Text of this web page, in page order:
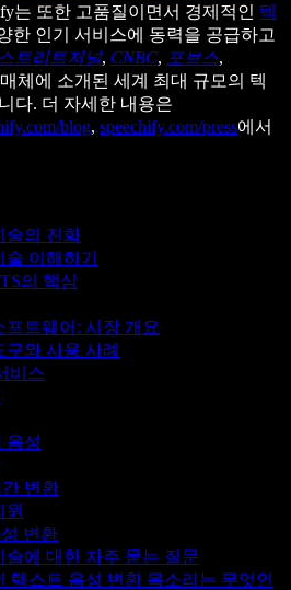
는 또한 고품질이면서 경제적인 텍
한 인기 서비스에 동력을 공급하고
트리트저널, CNBC, 포브스,
체에 소개된 세계 최대 규모의 텍
다. 더 자세한 내용은
blog, speechify.com/press에서
술의 진화
이해하기
의 핵심
트웨어: 시장 개요
와 사용 사례
비스
음성
변환
원
변환
술에 대한 자주 묻는 질문
텍스트 음성 변환 목소리는 무엇인